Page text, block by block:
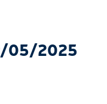
05/2025